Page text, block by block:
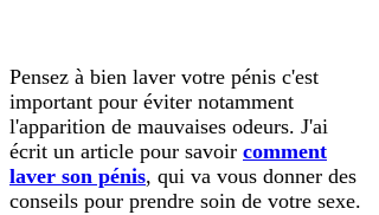
Pensez à bien laver votre pénis c'est
important pour éviter notamment
l'apparition de mauvaises odeurs. J'ai
écrit un article pour savoir comment
laver son pénis, qui va vous donner des
conseils pour prendre soin de votre sexe.